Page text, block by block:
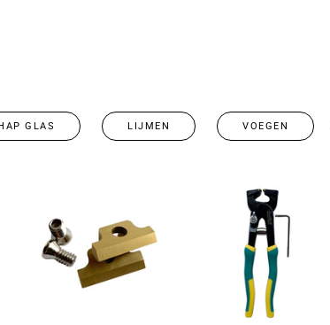
GLAS LIJMEN VOEGEN